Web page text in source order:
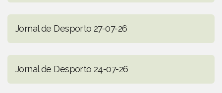
Jornal de Desporto 27-07-26
Jornal de Desporto 24-07-26